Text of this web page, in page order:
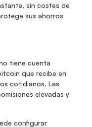
sin costes de
sus ahorros
tiene cuenta
que recibe en
cotidianos. Las
elevadas y
configurar